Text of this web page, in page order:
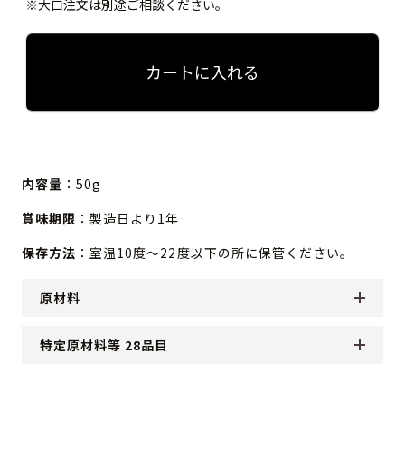
※大口注文は別途ご相談ください。
カートに入れる
内容量 ：50g
賞味期限 ：製造日より1年
保存方法 ：室温10度～22度以下の所に保管ください。
原材料
特定原材料等 28品目